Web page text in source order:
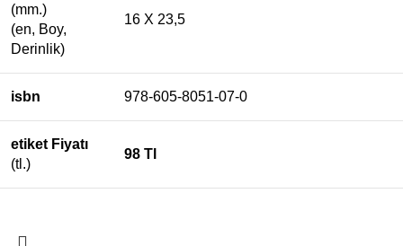
(mm.)
(en, Boy,
Derinlik)
16 X 23,5
isbn 978-605-8051-07-0
etiket Fiyatı
(tl.)
98 Tl